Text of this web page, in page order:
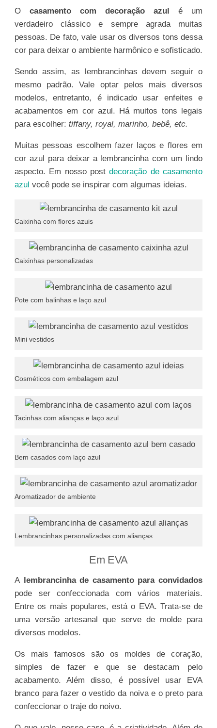
O casamento com decoração azul é um
verdadeiro clássico e sempre agrada muitas
pessoas. De fato, vale usar os diversos tons dessa
cor para deixar o ambiente harmônico e sofisticado.
Sendo assim, as lembrancinhas devem seguir o
mesmo padrão. Vale optar pelos mais diversos
modelos, entretanto, é indicado usar enfeites e
acabamentos em cor azul. Há muitos tons legais
para escolher: tiffany, royal, marinho, bebê, etc.
Muitas pessoas escolhem fazer laços e flores em
cor azul para deixar a lembrancinha com um lindo
aspecto. Em nosso postdecoração de casamento
azul você pode se inspirar com algumas ideias.
Caixinha com flores azuis
Caixinhas personalizadas
Pote com balinhas e laço azul
Mini vestidos
Cosméticos com embalagem azul
Tacinhas com alianças e laço azul
Bem casados com laço azul
Aromatizador de ambiente
Lembrancinhas personalizadas com alianças
Em EVA
A lembrancinha de casamento para convidados
pode ser confeccionada com vários materiais.
Entre os mais populares, está o EVA. Trata-se de
uma versão artesanal que serve de molde para
diversos modelos.
Os mais famosos são os moldes de coração,
simples de fazer e que se destacam pelo
acabamento. Além disso, é possível usar EVA
branco para fazer o vestido da noiva e o preto para
confeccionar o traje do noivo.